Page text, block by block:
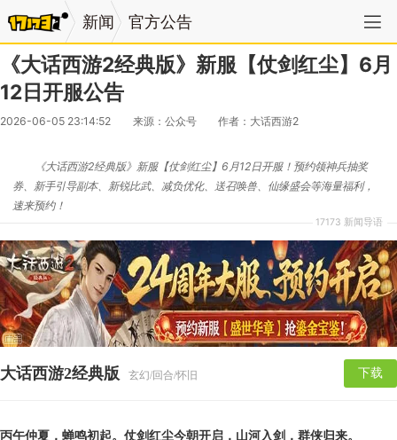
新闻 官方公告
《大话西游2经典版》新服【仗剑红尘】6月
12日开服公告
2026-06-05 23:14:52 来源：公众号 作者：大话西游2
17173 新闻导语
《大话西游2经典版》新服【仗剑红尘】6月12日开服！预约领神兵抽奖
券、新手引导副本、新锐比武、减负优化、送召唤兽、仙缘盛会等海量福利，
速来预约！
大话西游2经典版 玄幻/回合/怀旧 下载
丙午仲夏，蝉鸣初起。仗剑红尘今朝开启，山河入剑，群侠归来。